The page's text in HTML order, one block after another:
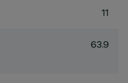
11
63.9